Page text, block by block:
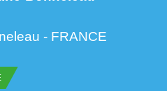
- FRANCE